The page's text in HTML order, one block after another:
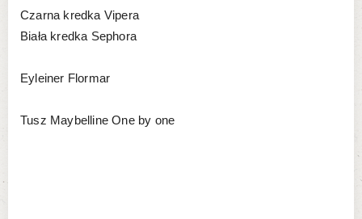
Czarna kredka Vipera
Biała kredka Sephora
Eyleiner Flormar
Tusz Maybelline One by one